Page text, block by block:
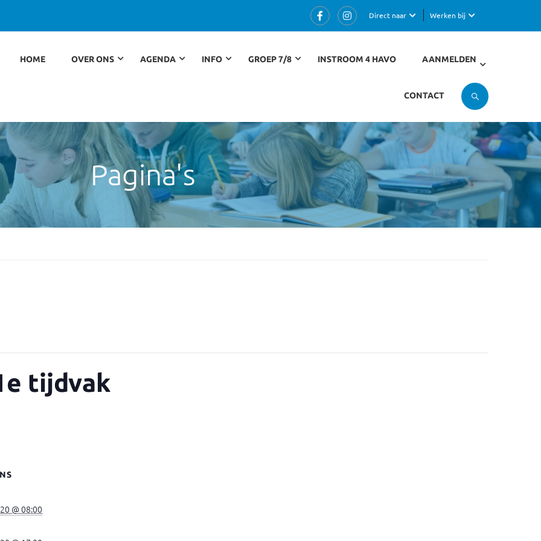
Werken bij
Direct naar
HOME OVER ONS AGENDA INFO GROEP 7/8 INSTROOM 4 HAVO AANMELDEN
CONTACT
Pagina's
tijdvak
@ 08:00